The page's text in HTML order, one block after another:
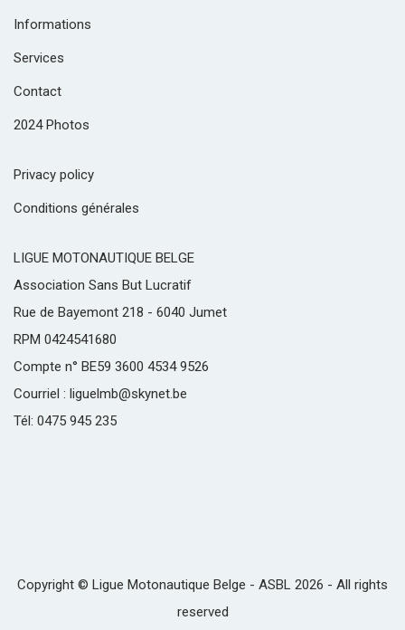
Informations
Services
Contact
2024 Photos
Privacy policy
Conditions générales
LIGUE MOTONAUTIQUE BELGE
Association Sans But Lucratif
Rue de Bayemont 218 - 6040 Jumet
RPM 0424541680
Compte n° BE59 3600 4534 9526
Courriel : liguelmb@skynet.be
Tél: 0475 945 235
Copyright © Ligue Motonautique Belge - ASBL 2026 - All rights
reserved